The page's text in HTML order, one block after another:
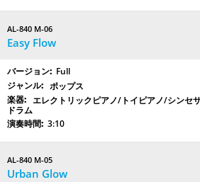
AL-840 M-06
Easy Flow
Full
ポップス
エレクトリックピアノ/トイピアノ/シンセ
ドラム
3:10
AL-840 M-05
Urban Glow